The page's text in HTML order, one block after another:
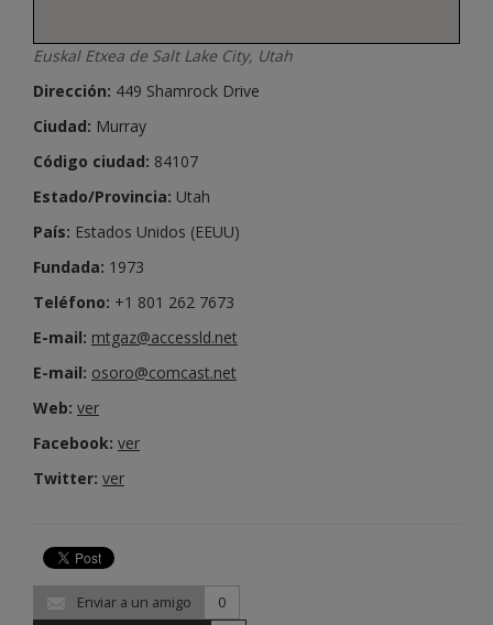
Euskal Etxea de Salt Lake City, Utah
Dirección: 449 Shamrock Drive
Ciudad: Murray
Código ciudad: 84107
Estado/Provincia: Utah
País: Estados Unidos (EEUU)
Fundada: 1973
Teléfono: +1 801 262 7673
E-mail: mtgaz@accessld.net
E-mail: osoro@comcast.net
Web: ver
Facebook: ver
Twitter: ver
Enviar a un amigo
0